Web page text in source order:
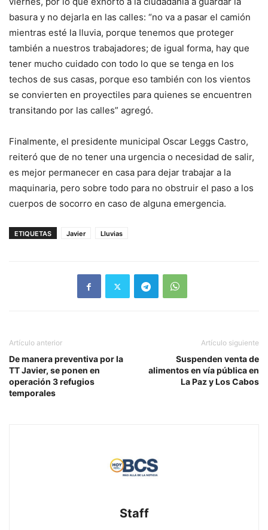
basura y no dejarla en las calles: “no va a pasar el camión
mientras esté la lluvia, porque tenemos que proteger
también a nuestros trabajadores; de igual forma, hay que
tener mucho cuidado con todo lo que se tenga en los
techos de sus casas, porque eso también con los vientos
se convierten en proyectiles para quienes se encuentren
transitando por las calles” agregó.
Finalmente, el presidente municipal Oscar Leggs Castro,
reiteró que de no tener una urgencia o necesidad de salir,
es mejor permanecer en casa para dejar trabajar a la
maquinaria, pero sobre todo para no obstruir el paso a los
cuerpos de socorro en caso de alguna emergencia.
ETIQUETAS Javier Lluvias
Artículo anterior
De manera preventiva por la
TT Javier, se ponen en
operación 3 refugios
temporales
Artículo siguiente
Suspenden venta de
alimentos en vía pública en
La Paz y Los Cabos
Staff